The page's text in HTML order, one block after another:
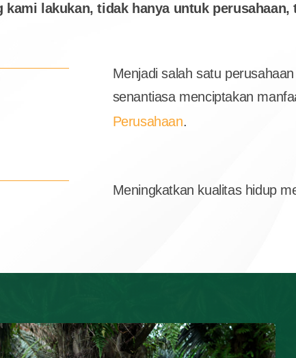
kami lakukan, tidak hanya untuk
Menjadi salah satu
senantiasa menciptakan
Perusahaan.
Meningkatkan kualitas hidup